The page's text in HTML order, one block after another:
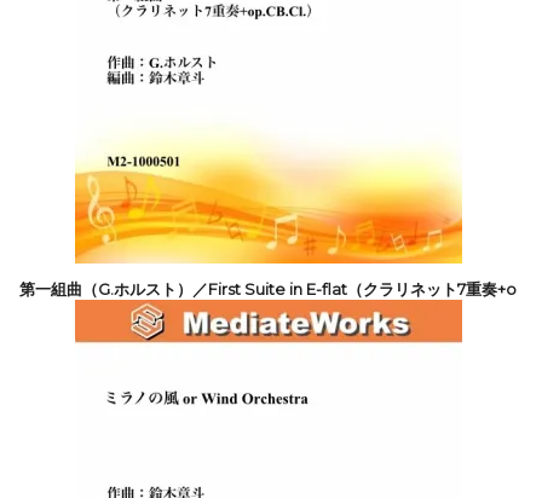
第一組曲（G.ホルスト）／First Suite in E-flat（クラリネット7重奏+o
p.CB.Cl.）